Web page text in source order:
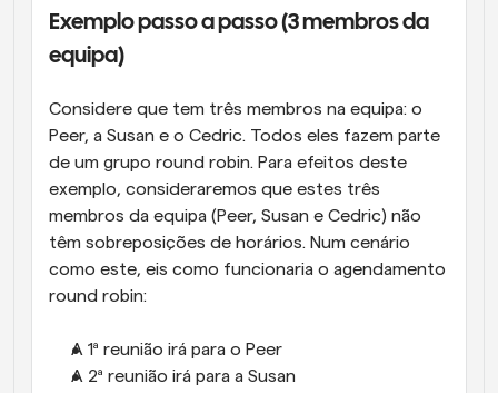
Exemplo passo a passo (3 membros da
equipa)
Considere que tem três membros na equipa: o
Peer, a Susan e o Cedric. Todos eles fazem parte
de um grupo round robin. Para efeitos deste
exemplo, consideraremos que estes três
membros da equipa (Peer, Susan e Cedric) não
têm sobreposições de horários. Num cenário
como este, eis como funcionaria o agendamento
round robin:
A 1ª reunião irá para o Peer
A 2ª reunião irá para a Susan